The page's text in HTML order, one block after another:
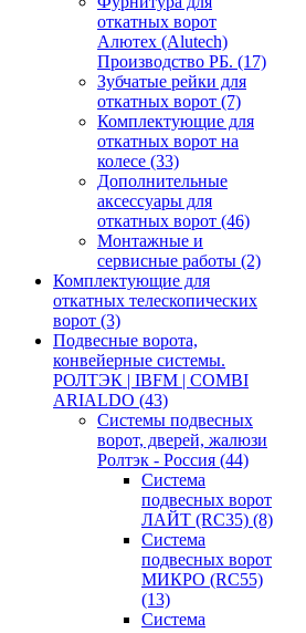
откатных ворот
Алютех (Alutech)
Производство РБ. (17)
Зубчатые рейки для
откатных ворот (7)
Комплектующие для
откатных ворот на
колесе (33)
Дополнительные
аксессуары для
откатных ворот (46)
Монтажные и
сервисные работы (2)
Комплектующие для
откатных телескопических
ворот (3)
Подвесные ворота,
конвейерные системы.
РОЛТЭК | IBFM | COMBI
ARIALDO (43)
Системы подвесных
ворот, дверей, жалюзи
Ролтэк - Россия (44)
Система
подвесных ворот
ЛАЙТ (RC35) (8)
Система
подвесных ворот
МИКРО (RC55)
(13)
Система